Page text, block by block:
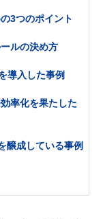
3つのポイント
ルの決め方
導入した事例
率化を果たした
醸成している事例